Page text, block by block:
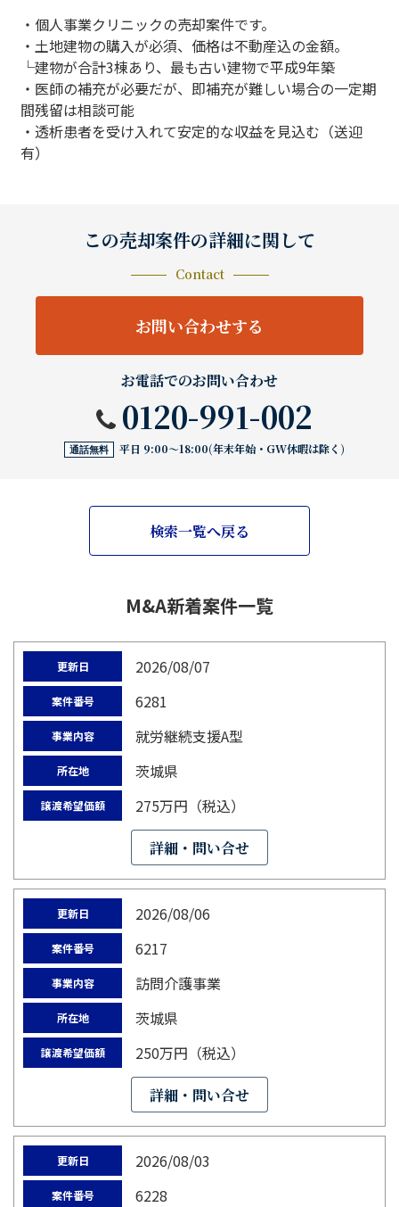
・個人事業クリニックの売却案件です。
・土地建物の購入が必須、価格は不動産込の金額。
└建物が合計3棟あり、最も古い建物で平成9年築
・医師の補充が必要だが、即補充が難しい場合の一定期
間残留は相談可能
・透析患者を受け入れて安定的な収益を見込む（送迎
有）
この売却案件の詳細に関して
Contact
お問い合わせする
お電話でのお問い合わせ
0120-991-002
通話無料 平日 9:00〜18:00(年末年始・GW休暇は除く)
検索一覧へ戻る
M&A新着案件一覧
更新日 2026/08/07
案件番号 6281
事業内容 就労継続支援A型
所在地 茨城県
譲渡希望価額 275万円（税込）
詳細・問い合せ
更新日 2026/08/06
案件番号 6217
事業内容 訪問介護事業
所在地 茨城県
譲渡希望価額 250万円（税込）
詳細・問い合せ
更新日 2026/08/03
案件番号 6228